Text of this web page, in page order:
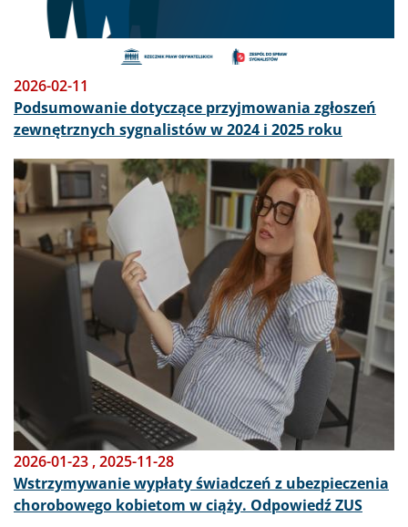
2026-02-11
Podsumowanie dotyczące przyjmowania zgłoszeń
zewnętrznych sygnalistów w 2024 i 2025 roku
Obraz
2026-01-23 ,2025-11-28
Wstrzymywanie wypłaty świadczeń z ubezpieczenia
chorobowego kobietom w ciąży. Odpowiedź ZUS